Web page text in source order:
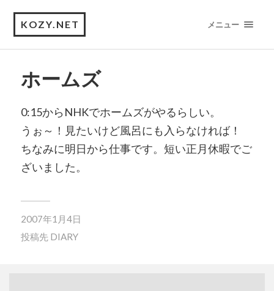
KOZY.NET メニュー
ホームズ
0:15からNHKでホームズがやるらしい。
うぉ～！見たいけど風呂にも入らなければ！
ちなみに明日から仕事です。短い正月休暇でご
ざいました。
2007年1月4日
投稿先 DIARY